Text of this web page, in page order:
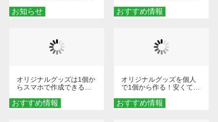
お知らせ おすすめ情報
ダーメイドする魅力と選
び方
おすすめ情報
オリジナルグッズは1個か
らスマホで作成できる！
くなる巾着＆ポーチ活用
術
おすすめ情報
オリジナルグッズを個人
で1個から作る！安くて簡
秘訣